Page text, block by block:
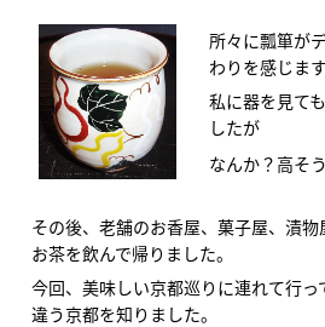
所々に瓢箪が
わりを感じます
私に器を見て
したが
なんか？高そ
その後、老舗のお香屋、菓子屋、漬
お茶を飲んで帰りました。
今回、美味しい京都巡りに連れて行っ
違う京都を知りました。